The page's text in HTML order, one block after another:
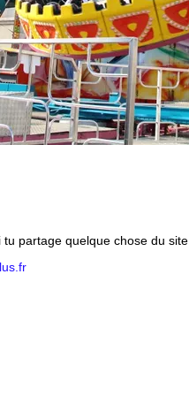
partage quelque chose du site